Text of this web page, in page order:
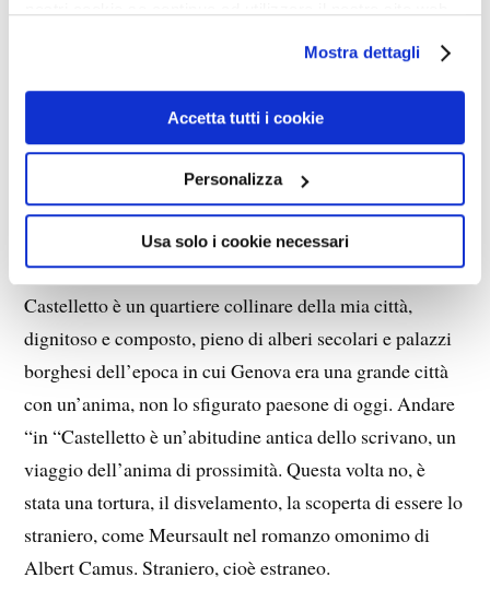
Mostra dettagli
Accetta tutti i cookie
Personalizza
Usa solo i cookie necessari
di Roberto PECCHIOLI
Quando mi sarò deciso d’andarci, in paradiso ci andrò
con l’ascensore di Castelletto, nelle ore notturne,
rubando un poco di tempo al mio riposo. Sono versi di
Giorgio Caproni, poeta livornese, genovese d’elezione.
Castelletto è un quartiere collinare della mia città,
dignitoso e composto, pieno di alberi secolari e palazzi
borghesi dell’epoca in cui Genova era una grande città
con un’anima, non lo sfigurato paesone di oggi. Andare
“in “Castelletto è un’abitudine antica dello scrivano, un
viaggio dell’anima di prossimità. Questa volta no, è
stata una tortura, il disvelamento, la scoperta di essere lo
straniero, come Meursault nel romanzo omonimo di
Albert Camus. Straniero, cioè estraneo.